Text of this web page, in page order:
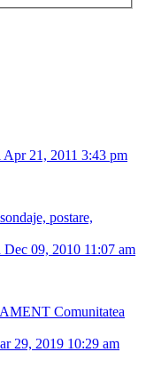
Apr 21, 2011 3:43 pm
postare,
Dec 09, 2010 11:07 am
Comunitatea
29, 2019 10:29 am